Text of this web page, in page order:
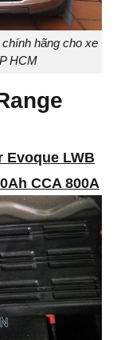
hãng cho xe
HCM
Evoque LWB
CCA 800A